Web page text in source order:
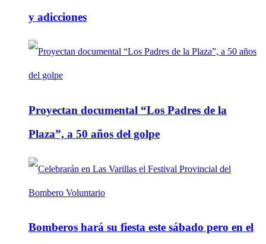
y adicciones
Proyectan documental “Los Padres de la
Plaza”, a 50 años del golpe
Bomberos hará su fiesta este sábado pero en el